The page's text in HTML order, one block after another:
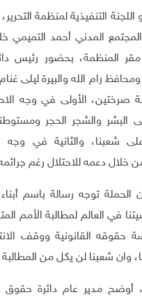
التنفيذية لمنظمة
المدني أحمد
المنظمة، بحضور رئيس
رام الله والبيرة ليلى
صرختين، الأولى في وجه
البشر والشجر الحجر
شعبنا، والثانية في وجه
خلال دعمه للاحتلال رغم
توجه رسالة باسم
في العالم لمطالبة الأمم
حقوقه القانونية ووقف
وان شعبنا لن يكل من
أوضح مدير عام دائرة حقوق